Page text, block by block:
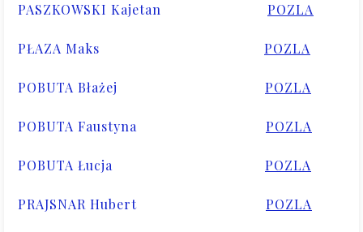
PASZKOWSKI Kajetan POZLA
PŁAZA Maks POZLA
POBUTA Błażej POZLA
POBUTA Faustyna POZLA
POBUTA Łucja POZLA
PRAJSNAR Hubert POZLA